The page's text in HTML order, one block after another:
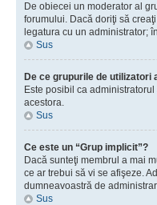
De obiecei un moderator al
forumului. Dacă doriţi să
legatura cu un administrator;
Sus
De ce grupurile de utilizatori
Este posibil ca
acestora.
Sus
Ce este un “Grup implicit”?
Dacă sunteţi membrul a mai
ce ar trebui să vi se afişeze.
dumneavoastră de
Sus